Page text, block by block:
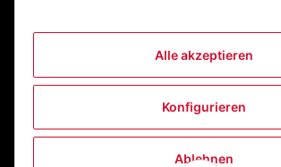
Alle akzeptieren
Konfigurieren
Ablehnen
Informationen